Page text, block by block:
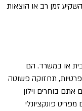
זמן רב או הוצאות
או במשרד. הם
תחזוקה פשוטה
אתם בוחרים וילון
פונקציונלי